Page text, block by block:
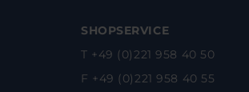
SHOPSERVICE
T +49 (0)221 958 40 50
F +49 (0)221 958 40 55